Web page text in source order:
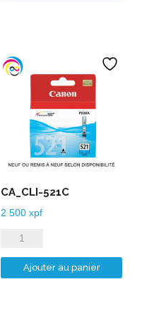
CA_CLI-521C
2 500xpf
quantité
de
CA_CLI-
Ajouter au panier